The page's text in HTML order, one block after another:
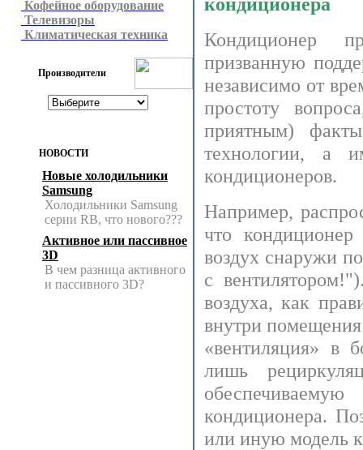
Кофейное оборудование
Телевизоры
Климатическая техника
Производители
НОВОСТИ
Новые холодильники
Samsung
Холодильники Samsung
серии RB, что нового???
Активное или пассивное
3D
В чем разница активного
и пассивного 3D?
Кондиционер
призванную
независимо от
простоту
приятным)
технологии, а
кондиционеров.
Например,
что
воздух снаружи
с
воздуха, как
внутри
«вентиляция» в
лишь
кондиционера.
или иную модель